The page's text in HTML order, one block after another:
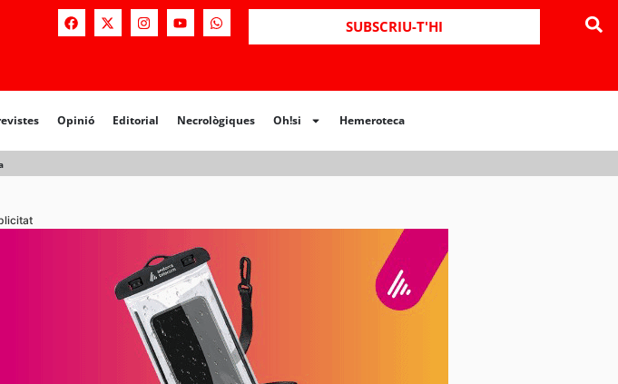
SUBSCRIU-T'HI
Opinió Editorial Necrològiques Oh!si Hemeroteca
Opinió Editorial Necrològiques Hemeroteca